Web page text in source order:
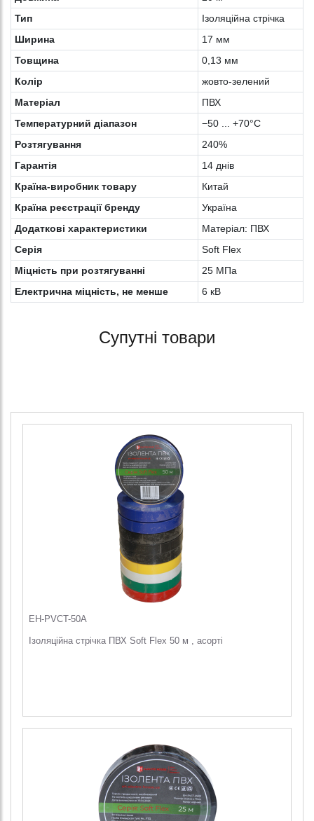
Тип
Ізоляційна стрічка
Ширина
17 мм
Товщина
0,13 мм
Колiр
жовто-зелений
Матеріал
ПВХ
Температурний діапазон
−50 ... +70°C
Розтягування
240%
Гарантія
14 днів
Країна-виробник товару
Китай
Країна реєстрації бренду
Україна
Додаткові характеристики
Матеріал: ПВХ
Серія
Soft Flex
Міцність при розтягуванні
25 МПа
Електрична міцність, не менше
6 кВ
Супутні товари
EH-PVCT-50A
Ізоляційна стрічка ПВХ Soft Flex 50 м , асорті